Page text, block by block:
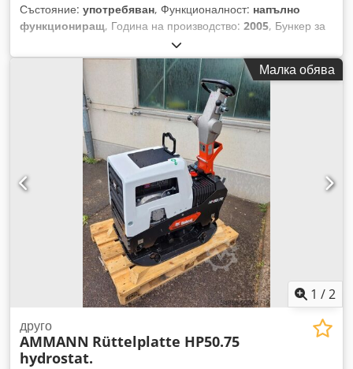
Състояние: употребяван, Функционалност: напълно
функциониращ, Година на производство: 2005, Бункер за
зареждане Решетъчна платформа Изваждащ конвейер
Dksdpfszq Szrex Adxjr Транспортна лента, 12 м, с ширина
Малка обява
1 /2
друго
AMMANN Rüttelplatte HP50.75
hydrostat.